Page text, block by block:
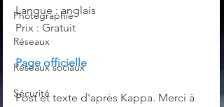
Photographie
Réseaux
Réseaux sociaux
Sécurité
Langue : anglais
Prix : Gratuit
Page officielle
Post et texte d'après Kappa. Merci à